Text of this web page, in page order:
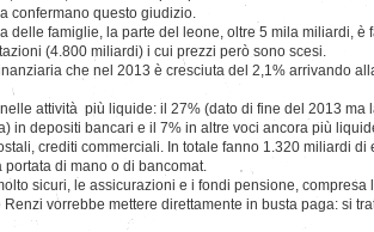
confermano questo giudizio.
delle famiglie, la parte del leone, oltre 5 mila miliardi, è
(4.800 miliardi) i cui prezzi però sono scesi.
che nel 2013 è cresciuta del 2,1% arrivando
attività più liquide: il 27% (dato di fine del 2013 ma
in depositi bancari e il 7% in altre voci ancora più
crediti commerciali. In totale fanno 1.320 miliardi di
di mano o di bancomat.
sicuri, le assicurazioni e i fondi pensione, compresa
vorrebbe mettere direttamente in busta paga: si